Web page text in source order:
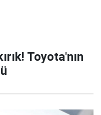
Toyota'nın